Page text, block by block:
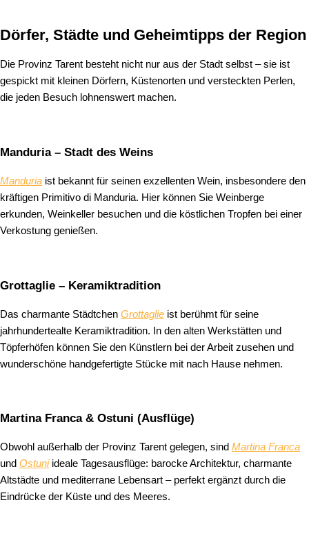
Dörfer, Städte und Geheimtipps der Region
Die Provinz Tarent besteht nicht nur aus der Stadt selbst – sie ist
gespickt mit kleinen Dörfern, Küstenorten und versteckten Perlen,
die jeden Besuch lohnenswert machen.
Manduria – Stadt des Weins
Manduria ist bekannt für seinen exzellenten Wein, insbesondere den
kräftigen Primitivo di Manduria. Hier können Sie Weinberge
erkunden, Weinkeller besuchen und die köstlichen Tropfen bei einer
Verkostung genießen.
Grottaglie – Keramiktradition
Das charmante Städtchen Grottaglie ist berühmt für seine
jahrhundertealte Keramiktradition. In den alten Werkstätten und
Töpferhöfen können Sie den Künstlern bei der Arbeit zusehen und
wunderschöne handgefertigte Stücke mit nach Hause nehmen.
Martina Franca & Ostuni (Ausflüge)
Obwohl außerhalb der Provinz Tarent gelegen, sind Martina Franca
und Ostuniideale Tagesausflüge: barocke Architektur, charmante
Altstädte und mediterrane Lebensart – perfekt ergänzt durch die
Eindrücke der Küste und des Meeres.